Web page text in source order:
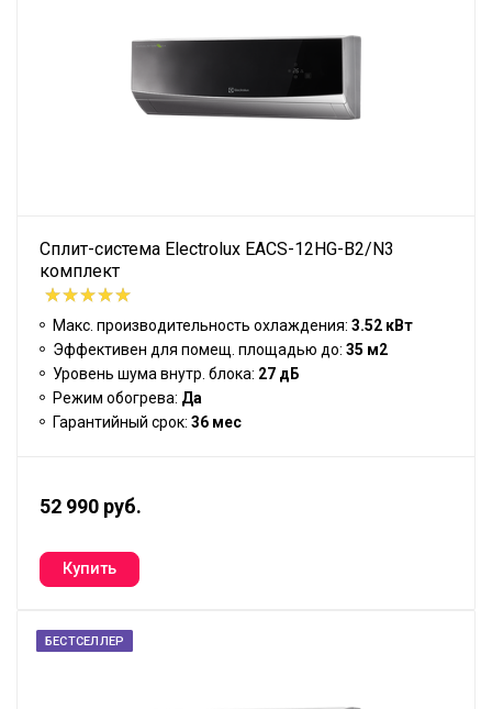
Сплит-система Electrolux EACS-12HG-B2/N3
комплект
Макс. производительность охлаждения: 3.52 кВт
Эффективен для помещ. площадью до: 35 м2
Уровень шума внутр. блока: 27 дБ
Режим обогрева: Да
Гарантийный срок: 36 мес
52 990 руб.
БЕСТСЕЛЛЕР